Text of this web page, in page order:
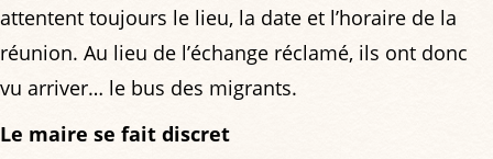
attentent toujours le lieu, la date et l’horaire de la
réunion. Au lieu de l’échange réclamé, ils ont donc
vu arriver… le bus des migrants.
Le maire se fait discret